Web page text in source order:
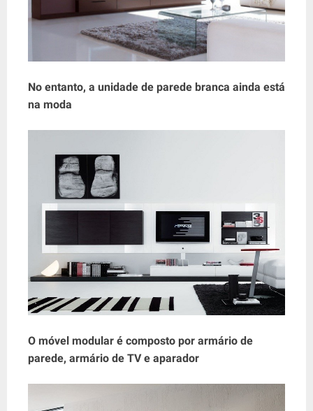
No entanto, a unidade de parede branca ainda está
na moda
O móvel modular é composto por armário de
parede, armário de TV e aparador